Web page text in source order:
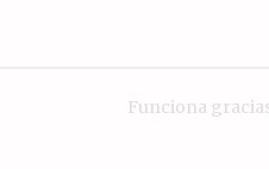
Funciona